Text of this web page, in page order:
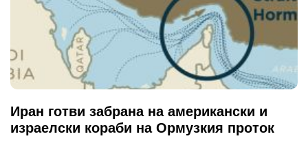
Иран готви забрана на американски и
израелски кораби на Ормузкия проток